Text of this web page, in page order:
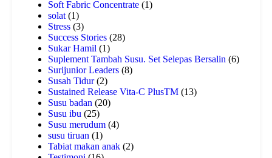
Soft Fabric Concentrate (1)
solat (1)
Stress (3)
Success Stories (28)
Sukar Hamil (1)
Suplement Tambah Susu. Set Selepas Bersalin (6)
Surijunior Leaders (8)
Susah Tidur(2)
Sustained Release Vita-C PlusTM (13)
Susu badan (20)
Susu ibu (25)
Susu merudum (4)
susu tiruan (1)
Tabiat makan anak (2)